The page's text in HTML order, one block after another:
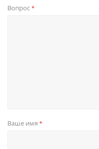
Вопрос*
Ваше имя *